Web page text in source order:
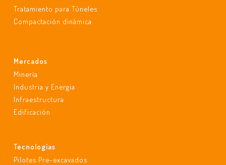
Tratamiento para Túneles
Compactación dinámica
Mercados
Minería
Industria y Energía
Infraestructura
Edificación
Tecnologías
Pilotes Pre-excavados